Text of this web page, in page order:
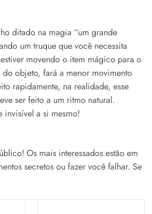
ditado na magia “um grande
um truque que você necessita
movendo o item mágico para o
objeto, fará a menor movimento
rapidamente, na realidade, esse
ser feito a um ritmo natural.
invisível a si mesmo!
Os mais interessados estão em
secretos ou fazer você falhar. Se